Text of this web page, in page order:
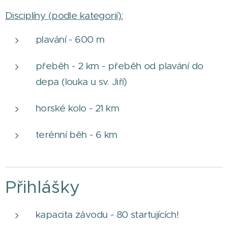
Disciplíny (podle kategorií):
plavání - 600 m
přeběh - 2 km - přeběh od plavání do
depa (louka u sv. Jiří)
horské kolo - 21 km
terénní běh - 6 km
Přihlášky
kapacita závodu - 80 startujících!